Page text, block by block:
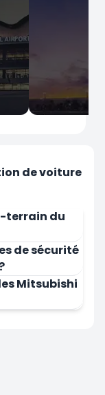
de voiture
terrain du
de sécurité
Mitsubishi